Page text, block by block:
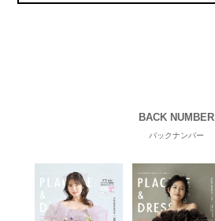
BACK NUMBER
バックナンバー